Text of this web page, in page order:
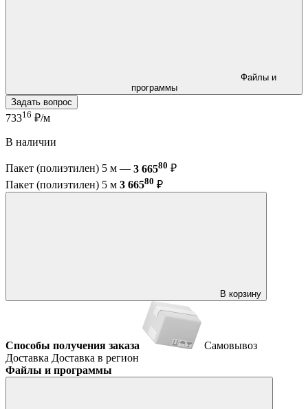
программы
Задать вопрос
73316 ₽/м
В наличии
Пакет (полиэтилен) 5 м — 3 66580 ₽
Пакет (полиэтилен) 5 м 3 66580 ₽
В корзину
Способы получения заказа
Самовывоз
Доставка Доставка в регион
Файлы и программы